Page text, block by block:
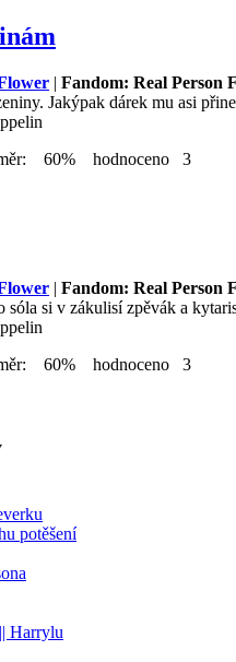
| Fandom: Real Person
Jakýpak dárek mu asi
60% hodnoceno 3
| Fandom: Real Person
sóla si v zákulisí zpěvák a
60% hodnoceno 3
potěšení
Harrylu